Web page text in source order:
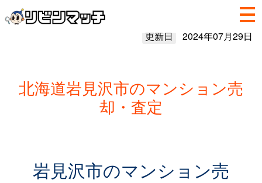
更新日 2024年07月29日
北海道岩見沢市のマンション売
却・査定
岩見沢市のマンション売